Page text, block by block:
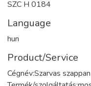
SZC H 0184
Language
hun
Product/Service
Cégnév:Szarvas szappan